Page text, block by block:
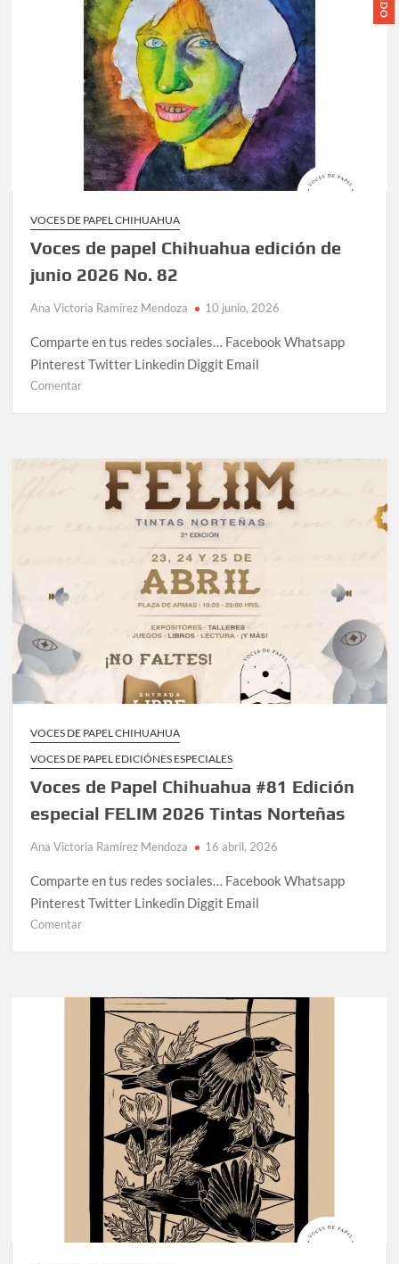
celebrarse en Delicias
Amplía Biblioteca Central “Carlos Montemayor”
actividades gratuitas para este mes de julio
VOCES DE PAPEL CHIHUAHUA
Voces de papel Chihuahua edición de
junio 2026 No. 82
Ana Victoria Ramírez Mendoza 10 junio, 2026
Comparte en tus redes sociales… Facebook Whatsapp
Pinterest Twitter Linkedin Diggit Email
Comentar
VOCES DE PAPEL CHIHUAHUA
VOCES DE PAPEL EDICIÓNES ESPECIALES
Voces de Papel Chihuahua #81 Edición
especial FELIM 2026 Tintas Norteñas
Ana Victoria Ramírez Mendoza 16 abril, 2026
Comparte en tus redes sociales… Facebook Whatsapp
Pinterest Twitter Linkedin Diggit Email
Comentar